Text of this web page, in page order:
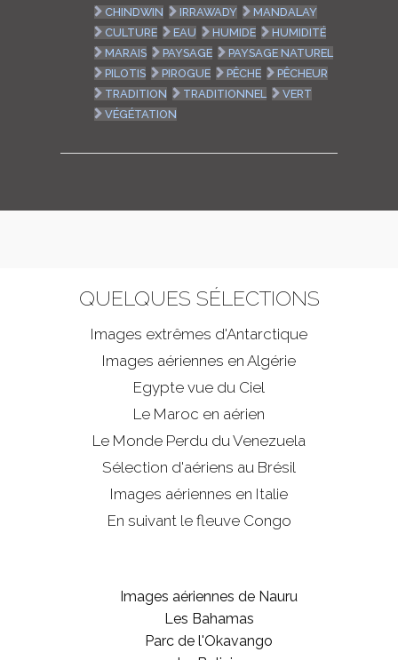
CHINDWIN IRRAWADY
MANDALAY
CULTURE
EAU HUMIDE
HUMIDITÉ
MARAIS
PAYSAGE
PAYSAGE NATUREL
PILOTIS
PIROGUE PÊCHE
PÊCHEUR
TRADITION
TRADITIONNEL
VERT
VÉGÉTATION
QUELQUES SÉLECTIONS
Images extrêmes d'Antarctique
Images aériennes en Algérie
Egypte vue du Ciel
Le Maroc en aérien
Le Monde Perdu du Venezuela
Sélection d'aériens au Brésil
Images aériennes en Italie
En suivant le fleuve Congo
Images aériennes de Nauru
Les Bahamas
Parc de l'Okavango